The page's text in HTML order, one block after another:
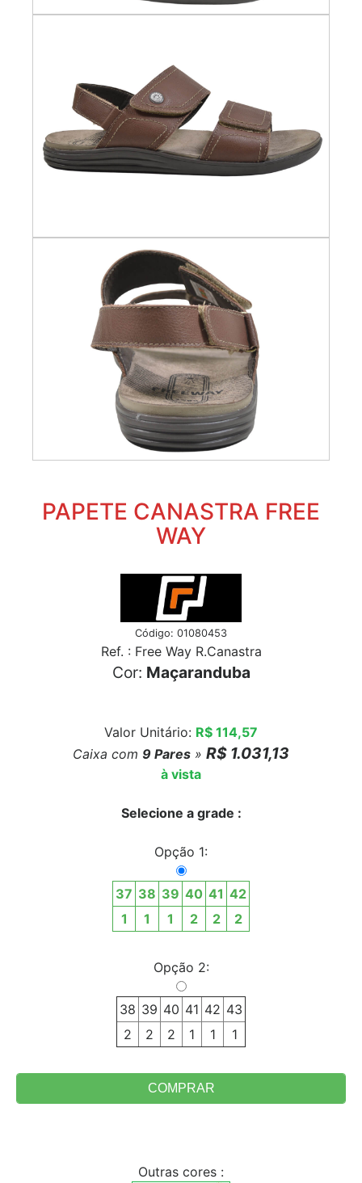
PAPETE CANASTRA FREE
WAY
Código: 01080453
Ref. : Free Way R.Canastra
Cor: Maçaranduba
Valor Unitário: R$ 114,57
Caixa com 9 Pares » R$ 1.031,13
à vista
Selecione a grade :
Opção 1:
37 38 39 40 41 42
1
1 1 2 2 2
Opção 2:
38 39 40 41 42 43
2
2 2 1 1 1
Outras cores :